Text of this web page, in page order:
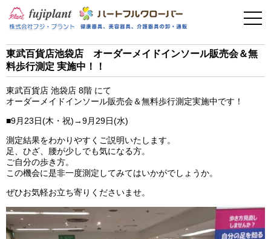
美容・その他
東武百貨店池袋店 オーダーメイドインソール販売会＆無
料歩行測定 実施中！！
東武百貨店 池袋店 8階 にて
オーダーメイドインソール販売会＆無料歩行測定実施中です！
■9月23日(木・祝)→9月29日(水)
測定結果をわかりやすくご説明いたします。
足、ひざ、腰が少しでも気になる方。
ご自分の歩き方。
この機会に是非一度測定してみてはいかがでしょうか。
ぜひお気軽お立ち寄りくださいませ。